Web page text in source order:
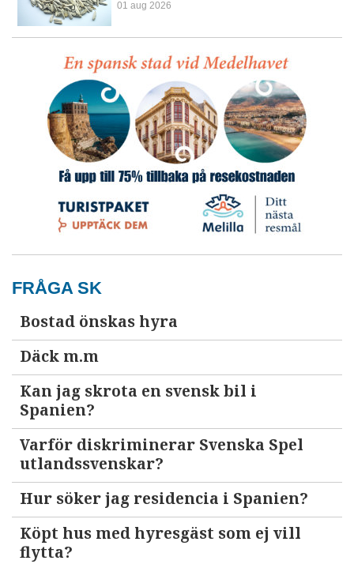
01 aug 2026
FRÅGA SK
Bostad önskas hyra
Däck m.m
Kan jag skrota en svensk bil i
Spanien?
Varför diskriminerar Svenska Spel
utlandssvenskar?
Hur söker jag residencia i Spanien?
Köpt hus med hyresgäst som ej vill
flytta?